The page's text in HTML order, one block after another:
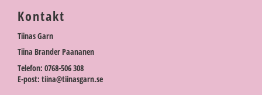
Kontakt
Tiinas Garn
Tiina Brander Paananen
Telefon: 0768-506 308
E-post: tiina@tiinasgarn.se